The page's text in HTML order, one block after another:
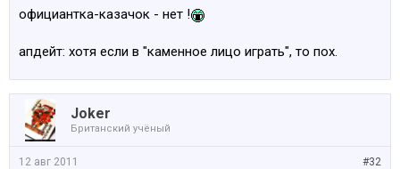
официантка-казачок - нет !
апдейт: хотя если в "каменное лицо играть", то пох.
Joker
Британский учёный
#32
12 авг 2011